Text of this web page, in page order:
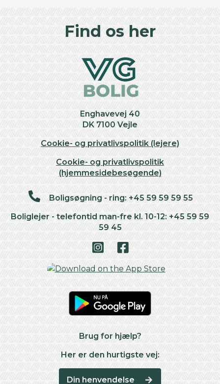
Find os her
Enghavevej 40
DK 7100 Vejle
Cookie- og privatlivspolitik (lejere)
Cookie- og privatlivspolitik
(hjemmesidebesøgende)
Boligsøgning - ring: +45 59 59 59 55
Boliglejer - telefontid man-fre kl. 10-12: +45 59 59
59 45
Brug for hjælp?
Her er den hurtigste vej:
Din henvendelse